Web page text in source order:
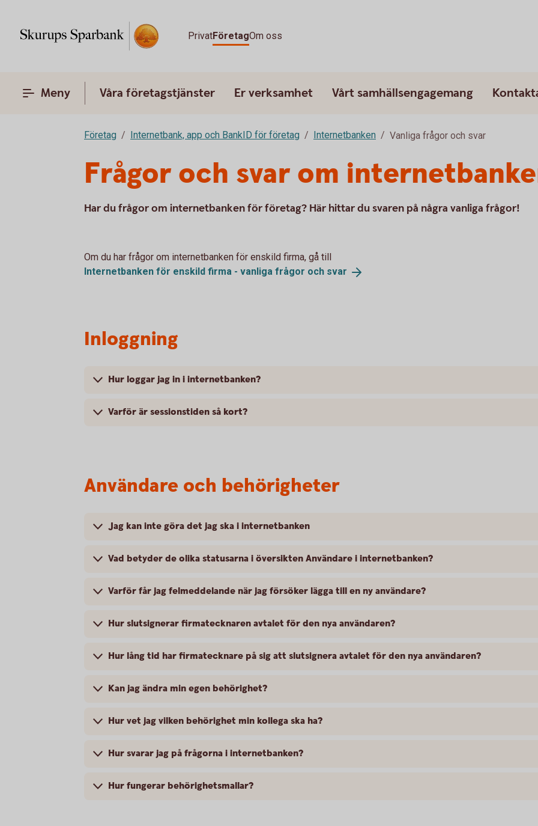
PrivatFöretagOm oss
Meny Våra företagstjänster Er verksamhet Vårt samhällsengagemang
Företag Internetbank, app och BankID för företag Internetbanken Vanliga frågor och svar
Frågor och svar om
Har du frågor om internetbanken för företag? Här hittar du svaren på några vanliga frågor!
Om du har frågor om internetbanken för enskild firma, gå till
Internetbanken för enskild firma - vanliga frågor och svar
Inloggning
Hur loggar jag in i internetbanken?
Varför är sessionstiden så kort?
Användare och behörigheter
Jag kan inte göra det jag ska i internetbanken
Vad betyder de olika statusarna i översikten Användare i internetbanken?
Varför får jag felmeddelande när jag försöker lägga till en ny användare?
Hur slutsignerar firmatecknaren avtalet för den nya användaren?
Hur lång tid har firmatecknare på sig att slutsignera avtalet för den nya användaren?
Kan jag ändra min egen behörighet?
Hur vet jag vilken behörighet min kollega ska ha?
Hur svarar jag på frågorna i internetbanken?
Hur fungerar behörighetsmallar?